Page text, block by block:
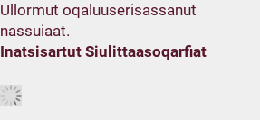
Ullormut oqaluuserisassanut
nassuiaat.
Inatsisartut Siulittaasoqarfiat